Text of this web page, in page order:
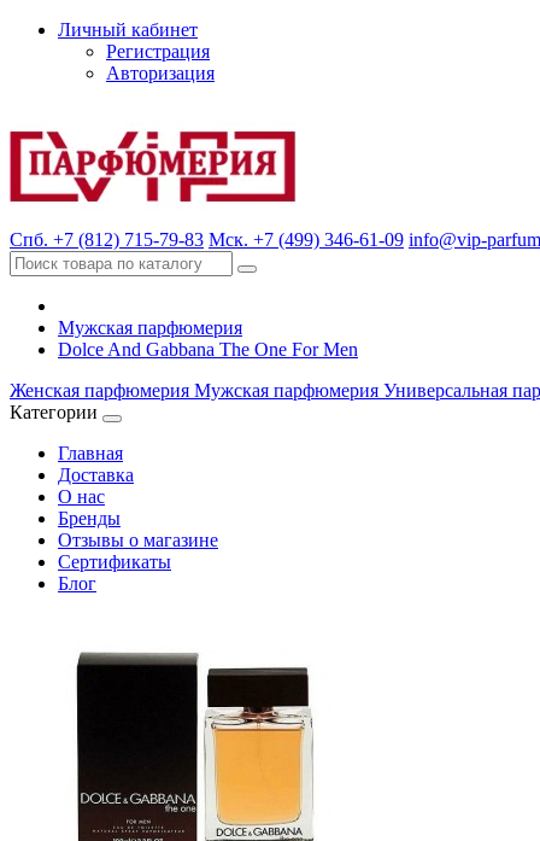
Личный кабинет
Регистрация
Авторизация
Спб. +7 (812) 715-79-83 Мск. +7 (499) 346-61-09 info@vip-
Мужская парфюмерия
Dolce And Gabbana The One For Men
Женская парфюмерия Мужская парфюмерия Универсальная
Категории
Главная
Доставка
О нас
Бренды
Отзывы о магазине
Сертификаты
Блог